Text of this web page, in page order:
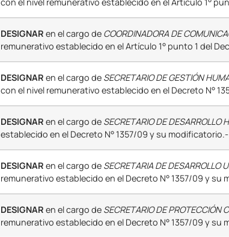
con el nivel remunerativo establecido en el Artículo 1°
DESIGNAR en el cargo de COORDINADORA DE
remunerativo establecido en el Artículo 1° punto 1 del
DESIGNAR en el cargo de SECRETARIO DE GESTIÓN
con el nivel remunerativo establecido en el Decreto N°
DESIGNAR en el cargo de SECRETARIO DE DESARROLLO
establecido en el Decreto N° 1357/09 y su modificatorio.-
DESIGNAR en el cargo de SECRETARIA DE DESARROLLO
remunerativo establecido en el Decreto N° 1357/09 y su
DESIGNAR en el cargo de SECRETARIO DE PROTECCIÓN
remunerativo establecido en el Decreto N° 1357/09 y su